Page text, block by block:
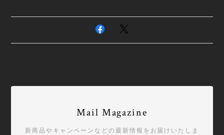
Mail Magazine
新商品やキャンペーンなどの最新情報をお届けいたしま